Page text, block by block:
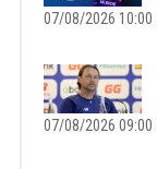
07/08/2026 10:00
07/08/2026 09:00